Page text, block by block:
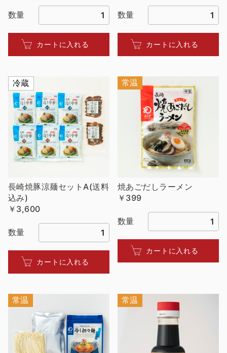
数量
カートに入れる
数量
カートに入れる
冷蔵
長崎焼豚涼麺セットA(送料
込み)
￥3,600
数量
カートに入れる
常温
焼あごだしラーメン
￥399
数量
カートに入れる
常温 常温